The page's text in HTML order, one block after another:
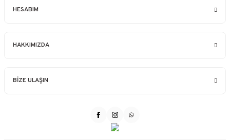
HESABIM
HAKKIMIZDA
BİZE ULAŞIN